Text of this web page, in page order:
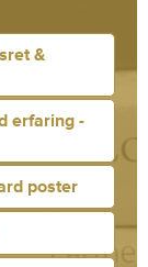
&
erfaring -
poster